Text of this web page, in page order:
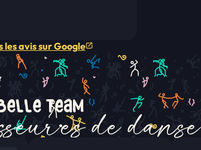
les avis sur Google
nouvel onglet)
team
de danse